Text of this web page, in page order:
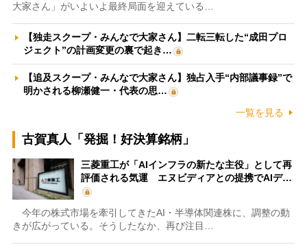
大家さん」がいよいよ最終局面を迎えている…
【独走スクープ・みんなで大家さん】二転三転した“成田プロ
ジェクト”の計画変更の裏で起き…
【追及スクープ・みんなで大家さん】独占入手“内部議事録”で
明かされる柳瀬健一・代表の思…
一覧を見る
古賀真人「発掘！好決算銘柄」
三菱重工が「AIインフラの新たな主役」として再
評価される気運 エヌビディアとの提携でAIデ…
今年の株式市場を牽引してきたAI・半導体関連株に、調整の動
きが広がっている。そうしたなか、再び注目…